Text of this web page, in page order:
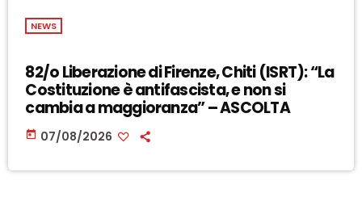
NEWS
82/o Liberazione di Firenze, Chiti (ISRT): “La
Costituzione è antifascista, e non si
cambia a maggioranza” – ASCOLTA
today 07/08/2026